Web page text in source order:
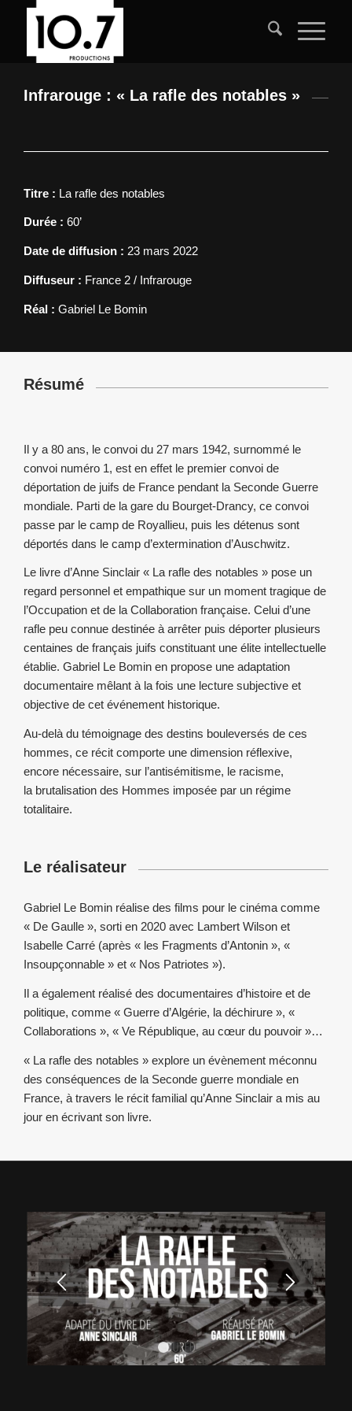
Infrarouge : « La rafle des notables »
Titre : La rafle des notables
Durée : 60’
Date de diffusion : 23 mars 2022
Diffuseur : France 2 / Infrarouge
Réal : Gabriel Le Bomin
Résumé
Il y a 80 ans, le convoi du 27 mars 1942, surnommé le
convoi numéro 1, est en effet le premier convoi de
déportation de juifs de France pendant la Seconde Guerre
mondiale. Parti de la gare du Bourget-Drancy, ce convoi
passe par le camp de Royallieu, puis les détenus sont
déportés dans le camp d’extermination d’Auschwitz.
Le livre d’Anne Sinclair « La rafle des notables » pose un
regard personnel et empathique sur un moment tragique de
l’Occupation et de la Collaboration française. Celui d’une
rafle peu connue destinée à arrêter puis déporter plusieurs
centaines de français juifs constituant une élite intellectuelle
établie. Gabriel Le Bomin en propose une adaptation
documentaire mêlant à la fois une lecture subjective et
objective de cet événement historique.
Au-delà du témoignage des destins bouleversés de ces
hommes, ce récit comporte une dimension réflexive,
encore nécessaire, sur l’antisémitisme, le racisme,
la brutalisation des Hommes imposée par un régime
totalitaire.
Le réalisateur
Gabriel Le Bomin réalise des films pour le cinéma comme
« De Gaulle », sorti en 2020 avec Lambert Wilson et
Isabelle Carré (après « les Fragments d’Antonin », «
Insoupçonnable » et « Nos Patriotes »).
Il a également réalisé des documentaires d’histoire et de
politique, comme « Guerre d’Algérie, la déchirure », «
Collaborations », « Ve République, au cœur du pouvoir »…
« La rafle des notables » explore un évènement méconnu
des conséquences de la Seconde guerre mondiale en
France, à travers le récit familial qu’Anne Sinclair a mis au
jour en écrivant son livre.
1 2 3